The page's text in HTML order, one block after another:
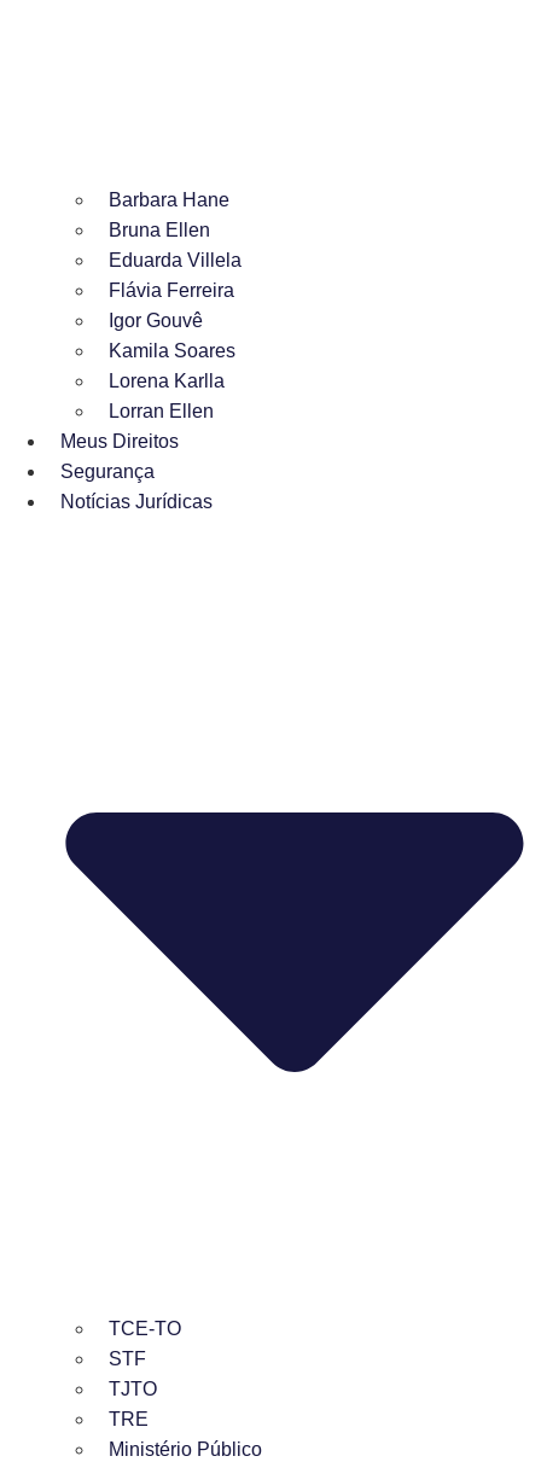
Barbara Hane
Bruna Ellen
Eduarda Villela
Flávia Ferreira
Igor Gouvê
Kamila Soares
Lorena Karlla
Lorran Ellen
Meus Direitos
Segurança
Notícias Jurídicas
TCE-TO
STF
TJTO
TRE
Ministério Público